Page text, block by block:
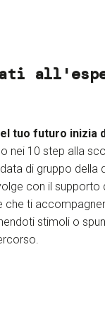
tuo futuro inizia
nei 10 step alla
di gruppo della
con il supporto
che ti
stimoli o